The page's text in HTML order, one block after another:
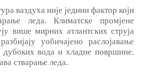
ваздуха није једини фактор који
леда. Климатске промјене
више мирних атлантских струја
уобичајено раслојавање
дубоких вода и хладне површине.
стварање леда.